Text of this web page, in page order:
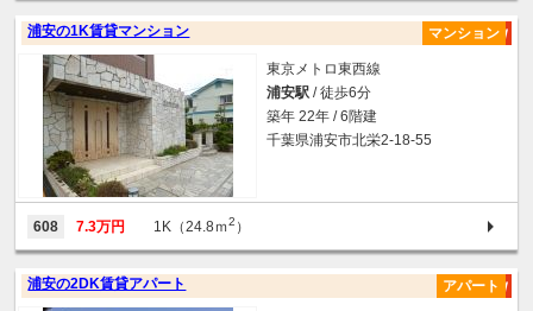
浦安の1K賃貸マンション マンション
東京メトロ東西線
浦安駅 / 徒歩6分
築年 22年 / 6階建
千葉県浦安市北栄2-18-55
608 7.3万円 1K（24.8ｍ2 ）
浦安の2DK賃貸アパート アパート